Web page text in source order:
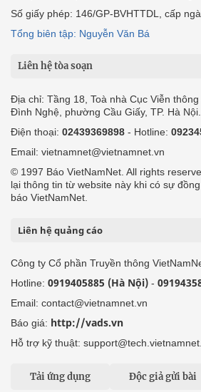
Số giấy phép: 146/GP-BVHTTDL, cấp
Tổng biên tập: Nguyễn Văn Bá
Liên hệ tòa soạn
Địa chỉ: Tầng 18, Toà nhà Cục Viễn
Đình Nghệ, phường Cầu Giấy, TP. Hà Nội.
Điện thoại: 02439369898 - Hotline:
Email: vietnamnet@vietnamnet.vn
© 1997 Báo VietNamNet. All rights
lại thông tin từ website này khi có sự
báo VietNamNet.
Liên hệ quảng cáo
Công ty Cổ phần Truyền thông
Hotline: 0919405885 (Hà Nội) -
Email: contact@vietnamnet.vn
Báo giá: http://vads.vn
Hỗ trợ kỹ thuật:
Tải ứng dụng Độc giả gửi bài